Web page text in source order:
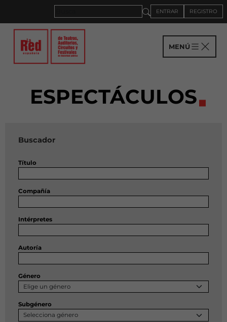
ENTRAR REGISTRO
MENÚ
ESPECTÁCULOS
Buscador
Título
Compañía
Intérpretes
Autoría
Género
Subgénero